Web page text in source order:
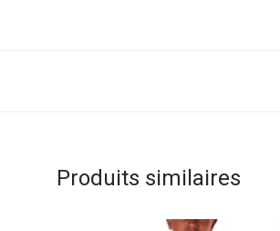
Produits similaires